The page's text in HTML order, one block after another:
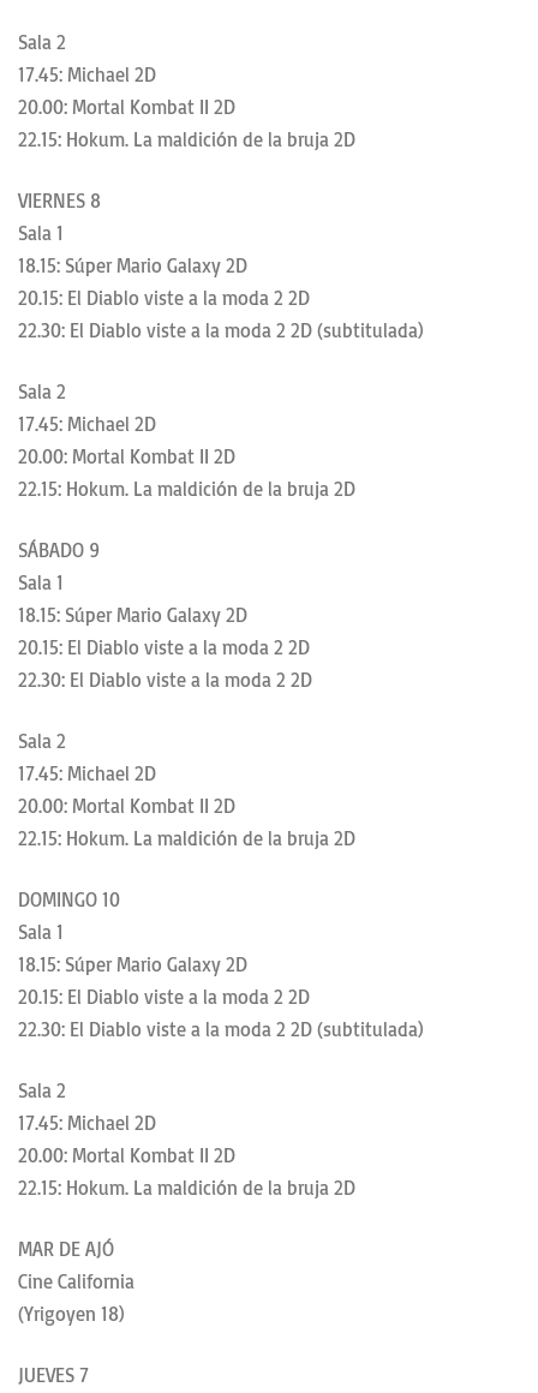
Sala 2
17.45: Michael 2D
20.00: Mortal Kombat II 2D
22.15: Hokum. La maldición de la bruja 2D
VIERNES 8
Sala 1
18.15: Súper Mario Galaxy 2D
20.15: El Diablo viste a la moda 2 2D
22.30: El Diablo viste a la moda 2 2D (subtitulada)
Sala 2
17.45: Michael 2D
20.00: Mortal Kombat II 2D
22.15: Hokum. La maldición de la bruja 2D
SÁBADO 9
Sala 1
18.15: Súper Mario Galaxy 2D
20.15: El Diablo viste a la moda 2 2D
22.30: El Diablo viste a la moda 2 2D
Sala 2
17.45: Michael 2D
20.00: Mortal Kombat II 2D
22.15: Hokum. La maldición de la bruja 2D
DOMINGO 10
Sala 1
18.15: Súper Mario Galaxy 2D
20.15: El Diablo viste a la moda 2 2D
22.30: El Diablo viste a la moda 2 2D (subtitulada)
Sala 2
17.45: Michael 2D
20.00: Mortal Kombat II 2D
22.15: Hokum. La maldición de la bruja 2D
MAR DE AJÓ
Cine California
(Yrigoyen 18)
JUEVES 7